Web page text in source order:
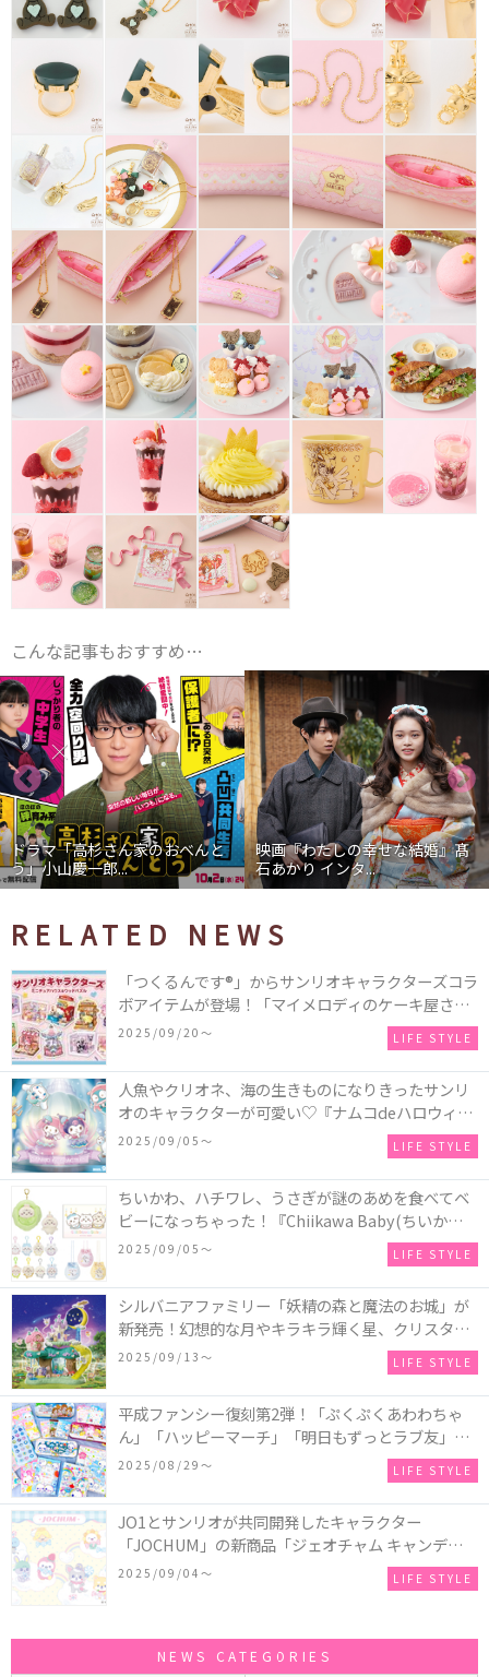
こんな記事もおすすめ…
ドラマ「高杉さん家のおべんと
う」小山慶一郎...
映画『わたしの幸せな結婚』髙
石あかり インタ...
RELATED NEWS
「つくるんです®」からサンリオキャラクターズコラ
ボアイテムが登場！「マイメロディのケーキ屋さ
ん」などミニチュアハウス8種類と、「シナモロール
のメリーゴーランド」などオルゴールで動く仕掛け
付きのウッドパズル2種類♪
2025/09/20〜 LIFE STYLE
人魚やクリオネ、海の生きものになりきったサンリ
オのキャラクターが可愛い♡『ナムコdeハロウィン
2025～マーメイドファンタジー～』全国のアミュー
ズメント施設「ナムコ」「ナムコオンラインクレー
ン」で開催！
2025/09/05〜 LIFE STYLE
ちいかわ、ハチワレ、うさぎが謎のあめを食べてベ
ビーになっちゃった！『Chiikawa Baby(ちいかわベ
ビー)』の催事を全国14か所で開催！
2025/09/05〜 LIFE STYLE
シルバニアファミリー「妖精の森と魔法のお城」が
新発売！幻想的な月やキラキラ輝く星、クリスタル
などの装飾がお城を彩る♡
2025/09/13〜 LIFE STYLE
平成ファンシー復刻第2弾！「ぷくぷくあわわちゃ
ん」「ハッピーマーチ」「明日もずっとラブ友」な
どの「カンペンケース」や「遊べるメモ帳」が発売
2025/08/29〜 LIFE STYLE
JO1とサンリオが共同開発したキャラクター
「JOCHUM」の新商品「ジェオチャム キャンディデ
ザインシリーズ」が発売！一部店舗限定で特別装飾
2025/09/04〜 LIFE STYLE
NEWS CATEGORIES